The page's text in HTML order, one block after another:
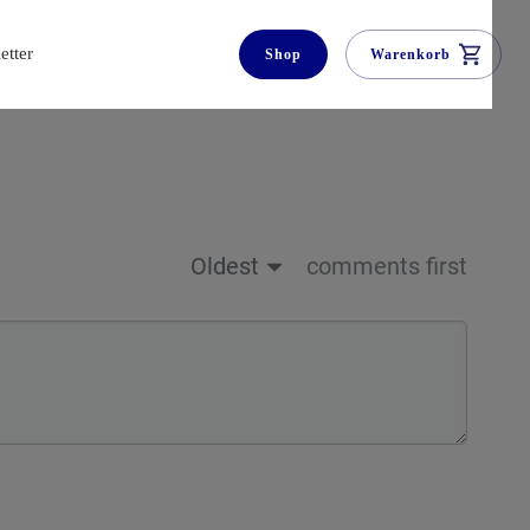
Shop Warenkorb
Oldest comments first